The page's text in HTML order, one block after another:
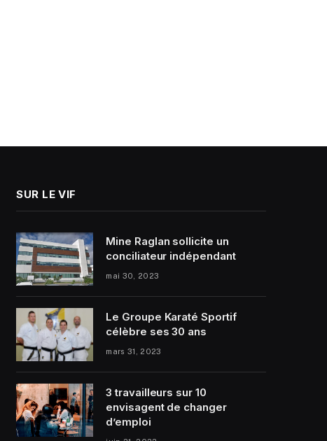
SUR LE VIF
Mine Raglan sollicite un
conciliateur indépendant
mai 30, 2023
Le Groupe Karaté Sportif
célèbre ses 30 ans
mars 31, 2023
3 travailleurs sur 10
envisagent de changer
d’emploi